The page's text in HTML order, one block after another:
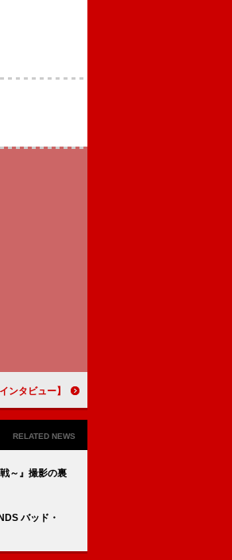
ジカルへ挑む【インタビュー】
RELATED NEWS
～』撮影の裏
バッド・